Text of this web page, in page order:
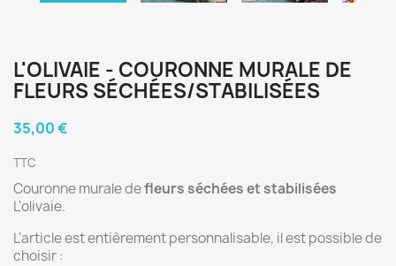
L'OLIVAIE - COURONNE MURALE DE
FLEURS SÉCHÉES/STABILISÉES
35,00 €
TTC
Couronne murale defleurs séchées et stabilisées
L'olivaie.
L'article est entièrement personnalisable, il est possible de
choisir :